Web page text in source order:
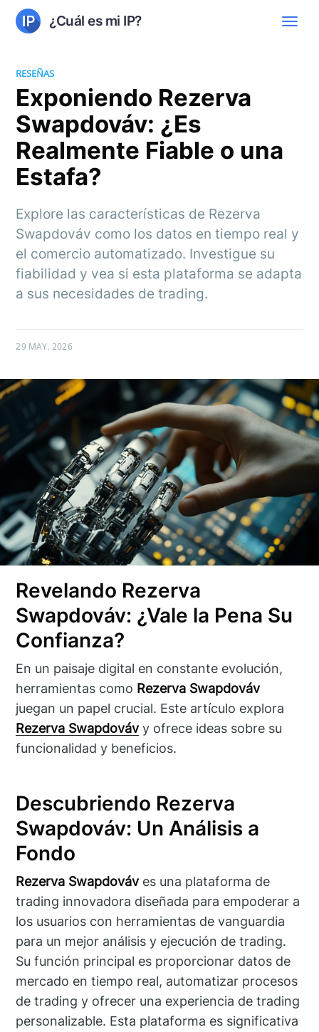
¿Cuál es mi IP?
RESEÑAS
Exponiendo Rezerva
Swapdováv: ¿Es
Realmente Fiable o una
Estafa?
Explore las características de Rezerva
Swapdováv como los datos en tiempo real y
el comercio automatizado. Investigue su
fiabilidad y vea si esta plataforma se adapta
a sus necesidades de trading.
29 MAY. 2026
Revelando Rezerva
Swapdováv: ¿Vale la Pena Su
Confianza?
En un paisaje digital en constante evolución,
herramientas como Rezerva Swapdováv
juegan un papel crucial. Este artículo explora
Rezerva Swapdovávy ofrece ideas sobre su
funcionalidad y beneficios.
Descubriendo Rezerva
Swapdováv: Un Análisis a
Fondo
Rezerva Swapdováves una plataforma de
trading innovadora diseñada para empoderar a
los usuarios con herramientas de vanguardia
para un mejor análisis y ejecución de trading.
Su función principal es proporcionar datos de
mercado en tiempo real, automatizar procesos
de trading y ofrecer una experiencia de trading
personalizable. Esta plataforma es significativa